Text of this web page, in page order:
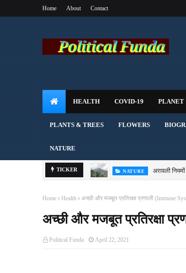
Home About Contact
HEALTH COVID-19 PLANET
PLANTS & TREES FLOWERS
NATURE
TICKER NATURE अरावली
Home Health अच्छी और मजबूत प्रतिरक्षा प्रणाली (Immune
अच्छी और मजबूत प्रतिरक्षा
Political Funda April 22, 2021